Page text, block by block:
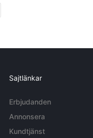
Sajtlänkar
Erbjudanden
Annonsera
Kundtjänst